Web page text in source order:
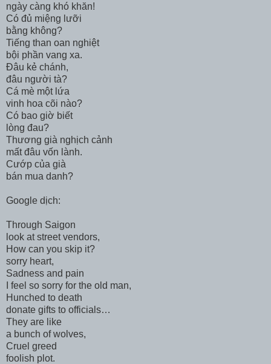
ngày càng khó khăn!
Có đủ miệng lưỡi
bằng không?
Tiếng than oan nghiệt
bội phần vang xa.
Đâu kẻ chánh,
đâu người tà?
Cá mè một lứa
vinh hoa cõi nào?
Có bao giờ biết
lòng đau?
Thương già nghịch cảnh
mất đâu vốn lành.
Cướp của già
bán mua danh?
Google dịch:
Through Saigon
look at street vendors,
How can you skip it?
sorry heart,
Sadness and pain
I feel so sorry for the old man,
Hunched to death
donate gifts to officials…
They are like
a bunch of wolves,
Cruel greed
foolish plot.